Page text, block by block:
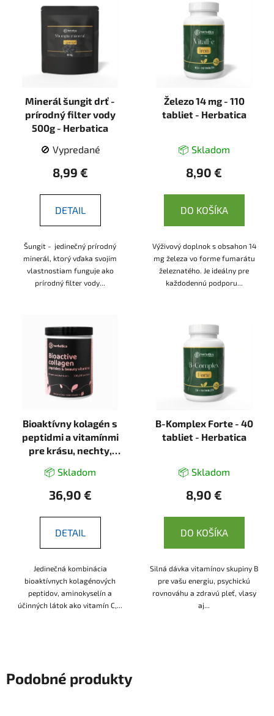
Minerál šungit drť -
prírodný filter vody
500g - Herbatica
🚫 Vypredané
8,99 €
DETAIL
Šungit - jedinečný prírodný
minerál, ktorý vďaka svojim
vlastnostiam funguje ako
prírodný filter vody...
Železo 14 mg - 110
tabliet - Herbatica
📦 Skladom
8,90 €
DO KOŠÍKA
Výživový doplnok s obsahon 14
mg železa vo forme fumarátu
železnatého. Je ideálny pre
každodennú podporu...
Bioaktívny kolagén s
peptidmi a vitamínmi
pre krásu, nechty,
- Herbatica
📦 Skladom
36,90 €
DETAIL
Jedinečná kombinácia
bioaktívnych kolagénových
peptidov, aminokyselín a
účinných látok ako vitamín C,...
B-Komplex Forte - 40
tabliet - Herbatica
📦 Skladom
8,90 €
DO KOŠÍKA
Silná dávka vitamínov skupiny B
pre vašu energiu, psychickú
rovnováhu a zdravú pleť, vlasy
aj...
Podobné produkty